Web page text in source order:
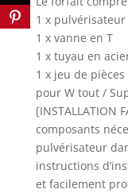
1 x
1 x vanne en T
1 x tuyau en
1 x jeu de
pour W tout /
[INSTALLATION
composants
pulvérisateur
instructions
et facilement